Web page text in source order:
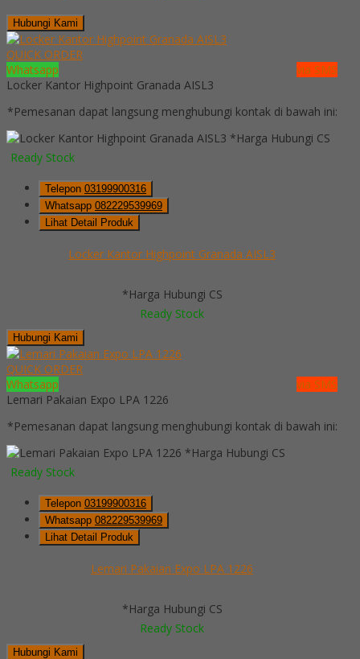
Hubungi Kami
QUICK ORDER
Whatsapp
via SMS
Locker Kantor Highpoint Granada AISL3
*Pemesanan dapat langsung menghubungi kontak di bawah ini:
*Harga Hubungi CS
Ready Stock
Telepon 03199900316
Whatsapp 082229539969
Lihat Detail Produk
Locker Kantor Highpoint Granada AISL3
*Harga Hubungi CS
Ready Stock
Hubungi Kami
QUICK ORDER
Whatsapp
via SMS
Lemari Pakaian Expo LPA 1226
*Pemesanan dapat langsung menghubungi kontak di bawah ini:
*Harga Hubungi CS
Ready Stock
Telepon 03199900316
Whatsapp 082229539969
Lihat Detail Produk
Lemari Pakaian Expo LPA 1226
*Harga Hubungi CS
Ready Stock
Hubungi Kami